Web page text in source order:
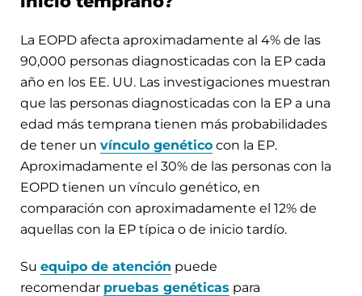
La EOPD afecta aproximadamente al 4% de las
90,000 personas diagnosticadas con la EP cada
año en los EE. UU. Las investigaciones muestran
que las personas diagnosticadas con la EP a una
edad más temprana tienen más probabilidades
de tener un vínculo genético con la EP.
Aproximadamente el 30% de las personas con la
EOPD tienen un vínculo genético, en
comparación con aproximadamente el 12% de
aquellas con la EP típica o de inicio tardío.
Su equipo de atención puede
recomendar pruebas genéticas para